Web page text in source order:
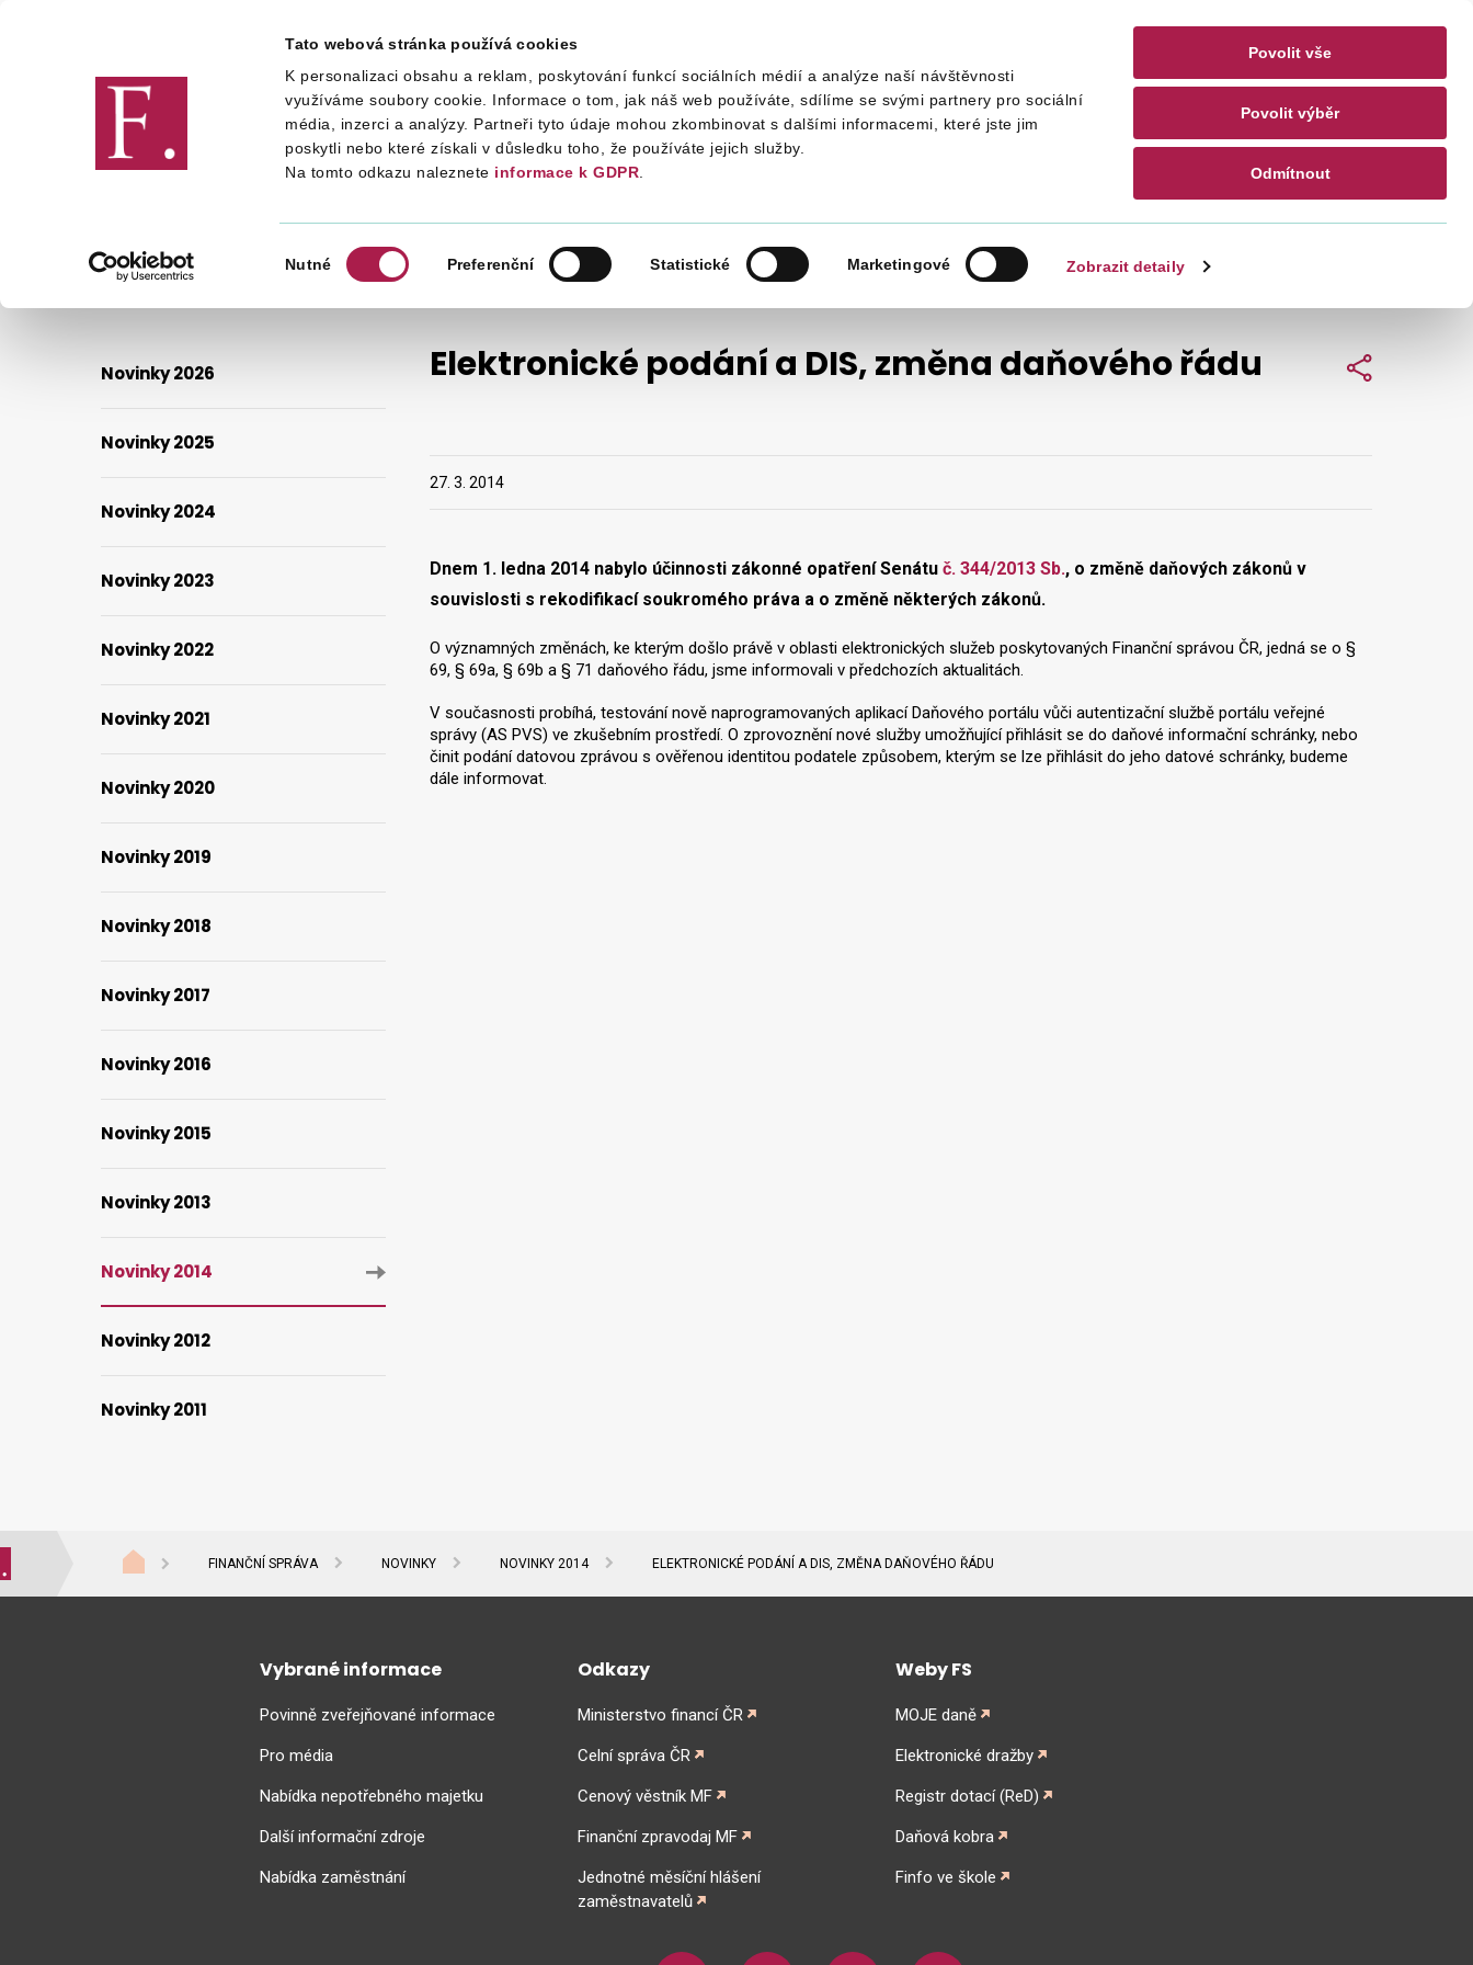
Tato webová stránka používá cookies
K personalizaci obsahu a reklam, poskytování funkcí sociálních médií a analýze naší návštěvnosti
využíváme soubory cookie. Informace o tom, jak náš web používáte, sdílíme se svými partnery pro sociální
média, inzerci a analýzy. Partneři tyto údaje mohou zkombinovat s dalšími informacemi, které jste jim
poskytli nebo které získali v důsledku toho, že používáte jejich služby.
Na tomto odkazu naleznete informace k GDPR.
souhlasu
Nutné Preferenční Statistické Marketingové Zobrazit detaily
Povolit vše
Povolit výběr
Odmítnout
Finanční správa Daně Mezinárodní spolupráce Kontakty CZ EN
ELEKTRONICKÉ PODÁNÍ A DIS, ZMĚNA DAŇOVÉHO ŘÁDU
Elektronické podání a DIS, změna daňového řádu Sdílet
27. 3. 2014
Dnem 1. ledna 2014 nabylo účinnosti zákonné opatření Senátu č. 344/2013 Sb., o změně daňových zákonů v
souvislosti s rekodifikací soukromého práva a o změně některých zákonů.
O významných změnách, ke kterým došlo právě v oblasti elektronických služeb poskytovaných Finanční správou ČR, jedná se o §
69, § 69a, § 69b a § 71 daňového řádu, jsme informovali v předchozích aktualitách.
V současnosti probíhá, testování nově naprogramovaných aplikací Daňového portálu vůči autentizační službě portálu veřejné
správy (AS PVS) ve zkušebním prostředí. O zprovoznění nové služby umožňující přihlásit se do daňové informační schránky, nebo
činit podání datovou zprávou s ověřenou identitou podatele způsobem, kterým se lze přihlásit do jeho datové schránky, budeme
dále informovat.
Novinky 2026
Novinky 2025
Novinky 2024
Novinky 2023
Novinky 2022
Novinky 2021
Novinky 2020
Novinky 2019
Novinky 2018
Novinky 2017
Novinky 2016
Novinky 2015
Novinky 2013
Novinky 2014
Novinky 2012
Novinky 2011
FINANČNÍ SPRÁVA NOVINKY NOVINKY 2014 ELEKTRONICKÉ PODÁNÍ A DIS, ZMĚNA DAŇOVÉHO ŘÁDU
Vybrané informace
Povinně zveřejňované informace
Pro média
Nabídka nepotřebného majetku
Další informační zdroje
Nabídka zaměstnání
Odkazy
Ministerstvo financí ČR
Celní správa ČR
Cenový věstník MF
Finanční zpravodaj MF
Jednotné měsíční hlášení
zaměstnavatelů
Weby FS
MOJE daně
Elektronické dražby
Registr dotací (ReD)
Daňová kobra
Finfo ve škole